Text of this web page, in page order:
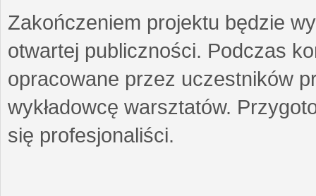
Zakończeniem projektu będzie
otwartej publiczności. Podczas
opracowane przez uczestników
wykładowcę warsztatów.
się profesjonaliści.